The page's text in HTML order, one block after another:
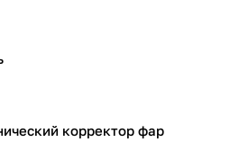
корректор фар